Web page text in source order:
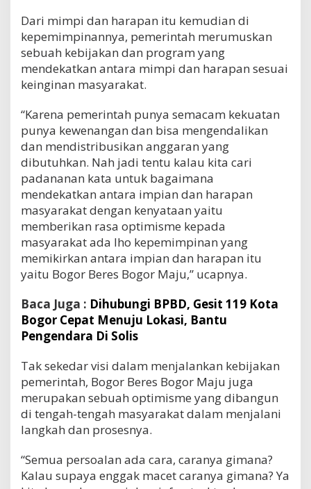
Dari mimpi dan harapan itu kemudian di
kepemimpinannya, pemerintah merumuskan
sebuah kebijakan dan program yang
mendekatkan antara mimpi dan harapan sesuai
keinginan masyarakat.
“Karena pemerintah punya semacam kekuatan
punya kewenangan dan bisa mengendalikan
dan mendistribusikan anggaran yang
dibutuhkan. Nah jadi tentu kalau kita cari
padananan kata untuk bagaimana
mendekatkan antara impian dan harapan
masyarakat dengan kenyataan yaitu
memberikan rasa optimisme kepada
masyarakat ada lho kepemimpinan yang
memikirkan antara impian dan harapan itu
yaitu Bogor Beres Bogor Maju,” ucapnya.
Baca Juga : Dihubungi BPBD, Gesit 119 Kota
Bogor Cepat Menuju Lokasi, Bantu
Pengendara Di Solis
Tak sekedar visi dalam menjalankan kebijakan
pemerintah, Bogor Beres Bogor Maju juga
merupakan sebuah optimisme yang dibangun
di tengah-tengah masyarakat dalam menjalani
langkah dan prosesnya.
“Semua persoalan ada cara, caranya gimana?
Kalau supaya enggak macet caranya gimana? Ya